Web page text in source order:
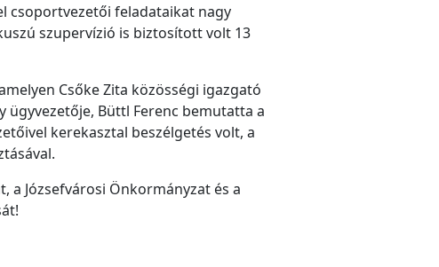
csoportvezetői feladataikat nagy
szupervízió is biztosított volt 13
Csőke Zita közösségi igazgató
ügyvezetője, Büttl Ferenc bemutatta a
kerekasztal beszélgetés volt, a
a Józsefvárosi Önkormányzat és a